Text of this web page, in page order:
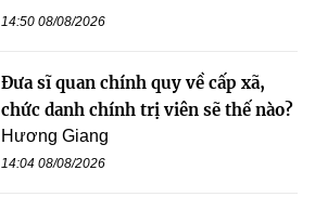
14:50 08/08/2026
Đưa sĩ quan chính quy về cấp xã,
chức danh chính trị viên sẽ thế nào?
Hương Giang
14:04 08/08/2026